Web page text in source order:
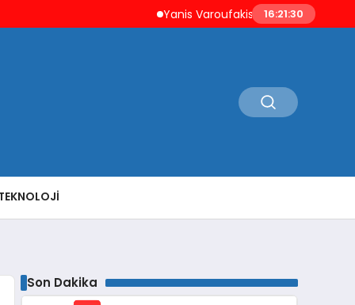
Yanis Varoufakis’ten Atina’ya ‘Aşil Kalkanı’
16:21:31
Son Dakika